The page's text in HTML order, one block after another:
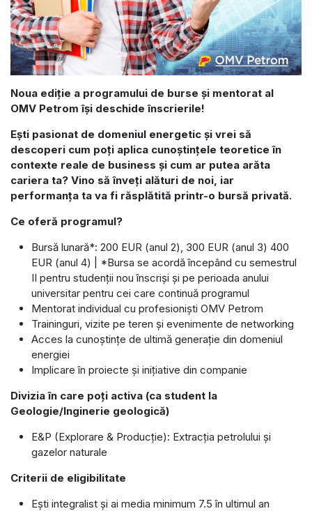
Noua ediție a programului de burse și mentorat al
OMV Petrom își deschide înscrierile!
Ești pasionat de domeniul energetic și vrei să
descoperi cum poți aplica cunoștințele teoretice în
contexte reale de business și cum ar putea arăta
cariera ta? Vino să înveți alături de noi, iar
performanța ta va fi răsplătită printr-o bursă privată.
Ce oferă programul?
Bursă lunară*: 200 EUR (anul 2), 300 EUR (anul 3) 400
EUR (anul 4) | *Bursa se acordă începând cu semestrul
II pentru studenții nou înscriși și pe perioada anului
universitar pentru cei care continuă programul
Mentorat individual cu profesioniști OMV Petrom
Traininguri, vizite pe teren și evenimente de networking
Acces la cunoștințe de ultimă generație din domeniul
energiei
Implicare în proiecte și inițiative din companie
Divizia în care poți activa (ca student la
Geologie/Inginerie geologică)
E&P (Explorare & Producție): Extracția petrolului și
gazelor naturale
Criterii de eligibilitate
Ești integralist și ai media minimum 7.5 în ultimul an